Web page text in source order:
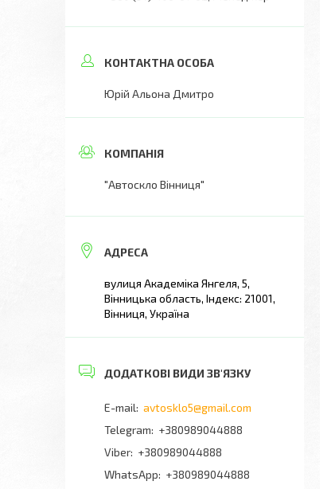
Юрій Альона Дмитро
"Автоскло Вінниця"
вулиця Академіка Янгеля, 5,
Вінницька область, Індекс: 21001,
Вінниця, Україна
avtosklo5@gmail.com
+380989044888
+380989044888
+380989044888